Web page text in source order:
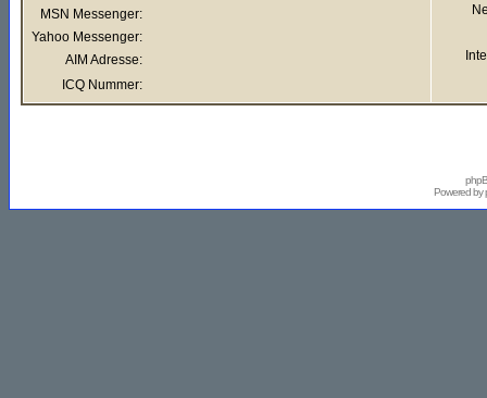
MSN Messenger:
Yahoo Messenger:
AIM Adresse:
ICQ Nummer:
Powered by